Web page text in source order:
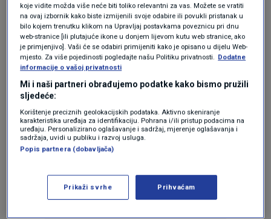
Pridruži se raspravi ili pročitaj komentare
Budi prvi koji će ostaviti komentar
Pratite nas na društvenim mrežama
koje vidite možda više neće biti toliko relevantni za vas. Možete se vratiti
na ovaj izbornik kako biste izmijenili svoje odabire ili povukli pristanak u
bilo kojem trenutku klikom na Upravljaj postavkama poveznicu pri dnu
web-stranice [ili plutajuće ikone u donjem lijevom kutu web stranice, ako
je primjenjivo]. Vaši će se odabiri primijeniti kako je opisano u dijelu Web-
mjesto. Za više pojedinosti pogledajte našu Politiku privatnosti. Dodatne
informacije o vašoj privatnosti
Mi i naši partneri obrađujemo podatke kako bismo pružili
sljedeće:
Korištenje preciznih geolokacijskih podataka. Aktivno skeniranje
karakteristika uređaja za identifikaciju. Pohrana i/ili pristup podacima na
uređaju. Personalizirano oglašavanje i sadržaj, mjerenje oglašavanja i
sadržaja, uvidi u publiku i razvoj usluga.
Popis partnera (dobavljača)
Prikaži svrhe Prihvaćam